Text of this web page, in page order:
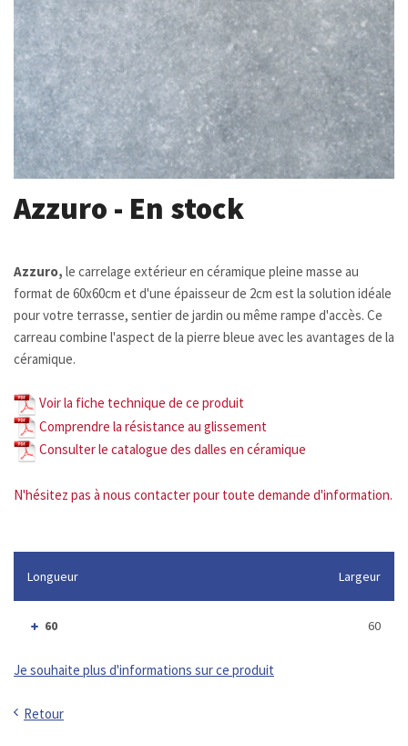
Azzuro - En stock
Azzuro, le carrelage extérieur en céramique pleine masse au
format de 60x60cm et d'une épaisseur de 2cm est la solution idéale
pour votre terrasse, sentier de jardin ou même rampe d'accès. Ce
carreau combine l'aspect de la pierre bleue avec les avantages de la
céramique.
Voir la fiche technique de ce produit
Comprendre la résistance au glissement
Consulter le catalogue des dalles en céramique
N'hésitez pas à nous contacter pour toute demande d'information.
Longueur Largeur
60 60
Je souhaite plus d'informations sur ce produit
Retour